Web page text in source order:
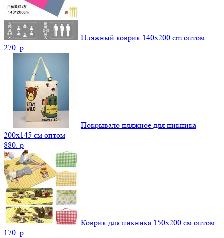
Пляжный коврик 140х200 cm оптом
270. p
Покрывало пляжное для пикника
200х145 см оптом
880. p
Коврик для пикника 150х200 см оптом
170. p